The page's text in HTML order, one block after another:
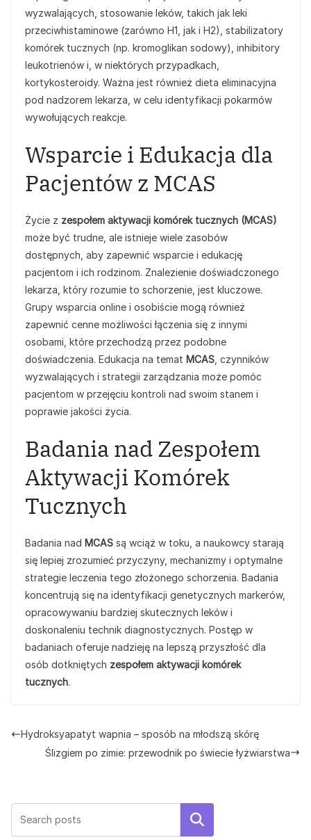
wyzwalających, stosowanie leków, takich jak leki
przeciwhistaminowe (zarówno H1, jak i H2), stabilizatory
komórek tucznych (np. kromoglikan sodowy), inhibitory
leukotrienów i, w niektórych przypadkach,
kortykosteroidy. Ważna jest również dieta eliminacyjna
pod nadzorem lekarza, w celu identyfikacji pokarmów
wywołujących reakcje.
Wsparcie i Edukacja dla
Pacjentów z MCAS
Życie z zespołem aktywacji komórek tucznych (MCAS)
może być trudne, ale istnieje wiele zasobów
dostępnych, aby zapewnić wsparcie i edukację
pacjentom i ich rodzinom. Znalezienie doświadczonego
lekarza, który rozumie to schorzenie, jest kluczowe.
Grupy wsparcia online i osobiście mogą również
zapewnić cenne możliwości łączenia się z innymi
osobami, które przechodzą przez podobne
doświadczenia. Edukacja na temat MCAS , czynników
wyzwalających i strategii zarządzania może pomóc
pacjentom w przejęciu kontroli nad swoim stanem i
poprawie jakości życia.
Badania nad Zespołem
Aktywacji Komórek
Tucznych
Badania nad MCAS są wciąż w toku, a naukowcy starają
się lepiej zrozumieć przyczyny, mechanizmy i optymalne
strategie leczenia tego złożonego schorzenia. Badania
koncentrują się na identyfikacji genetycznych markerów,
opracowywaniu bardziej skutecznych leków i
doskonaleniu technik diagnostycznych. Postęp w
badaniach oferuje nadzieję na lepszą przyszłość dla
osób dotkniętych zespołem aktywacji komórek
tucznych.
Hydroksyapatyt wapnia – sposób na młodszą skórę
Ślizgiem po zimie: przewodnik po świecie łyżwiarstwa
Szukaj